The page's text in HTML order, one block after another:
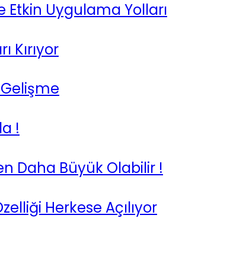
Etkin Uygulama Yolları
Kırıyor
!
Daha Büyük Olabilir !
Herkese Açılıyor